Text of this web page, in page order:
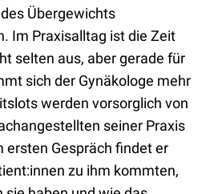
Übergewichts
Im Praxisalltag ist die Zeit
selten aus, aber gerade für
sich der Gynäkologe mehr
werden vorsorglich von
seiner Praxis
ersten Gespräch findet er
zu ihm kommten,